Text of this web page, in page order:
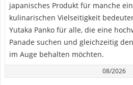
japanisches Produkt für manche
kulinarischen Vielseitigkeit
Yutaka Panko für alle, die eine
Panade suchen und gleichzeitig
im Auge behalten möchten.
08/2026